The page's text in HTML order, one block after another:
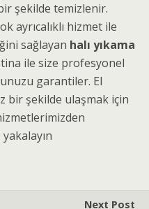
şekilde temizlenir.
ayrıcalıklı hizmet ile
sağlayan halı yıkama
ile size profesyonel
garantiler. El
bir şekilde ulaşmak için
Next Post